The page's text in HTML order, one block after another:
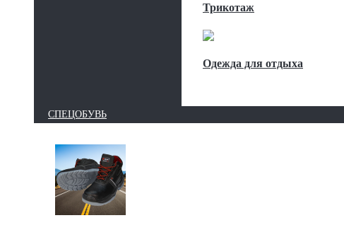
Трикотаж
Одежда для отдыха
СПЕЦОБУВЬ